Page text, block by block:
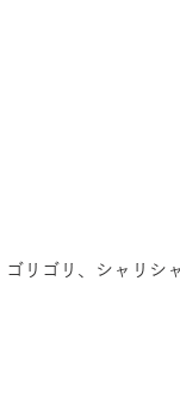
ゴリゴリ、シャリシ